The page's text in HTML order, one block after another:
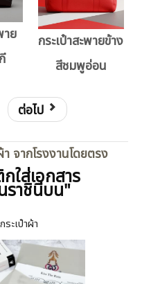
าย
กระเป๋าสะพายข้าง
สีชมพูอ่อน
ต่อไป
จากโรงงานโดยตรง
ส่เอกสาร
ราชินีบน"
ะเป๋าผ้า